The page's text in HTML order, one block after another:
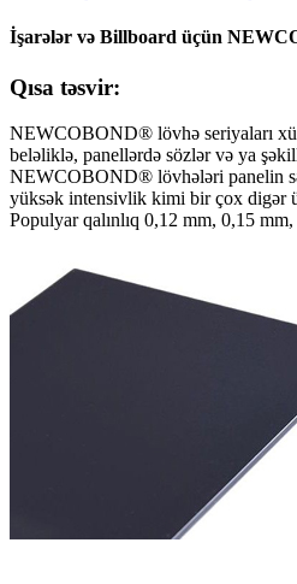
İşarələr və Billboard üçün
Qısa təsvir:
NEWCOBOND® lövhə seriyaları
beləliklə, panellərdə sözlər və ya
NEWCOBOND® lövhələri panelin
yüksək intensivlik kimi bir çox digər
Populyar qalınlıq 0,12 mm, 0,15